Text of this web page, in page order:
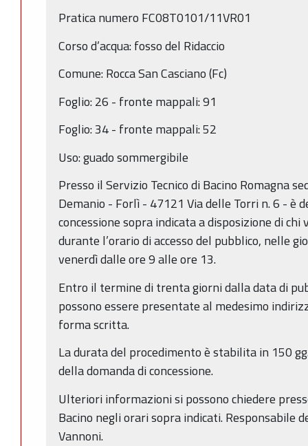
Pratica numero FC08T0101/11VR01
Corso d’acqua: fosso del Ridaccio
Comune: Rocca San Casciano (Fc)
Foglio: 26 - fronte mappali: 91
Foglio: 34 - fronte mappali: 52
Uso: guado sommergibile
Presso il Servizio Tecnico di Bacino Romagna
Demanio - Forlì - 47121 Via delle Torri n. 6 - è
concessione sopra indicata a disposizione di
durante l’orario di accesso del pubblico, nelle
venerdì dalle ore 9 alle ore 13.
Entro il termine di trenta giorni dalla data di
possono essere presentate al medesimo
forma scritta.
La durata del procedimento è stabilita in 150
della domanda di concessione.
Ulteriori informazioni si possono chiedere
Bacino negli orari sopra indicati. Responsabile
Vannoni.